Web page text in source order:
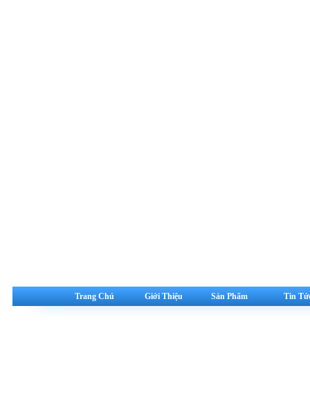
Trang Chủ Giới Thiệu Sản Phẩm Tin